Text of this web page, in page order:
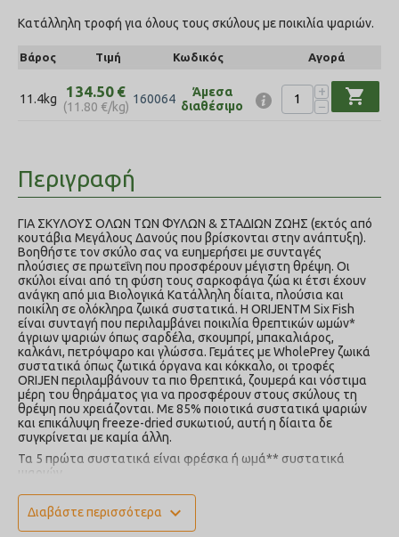
Κατάλληλη τροφή για όλους τους σκύλους με ποικιλία ψαριών.
Βάρος Τιμή Κωδικός Αγορά
11.4kg 134.50 €
(11.80 €/kg)
160064
Άμεσα
διαθέσιμο
+
−
shopping_cart
Περιγραφή
ΓΙΑ ΣΚΥΛΟΥΣ ΟΛΩΝ ΤΩΝ ΦΥΛΩΝ & ΣΤΑΔΙΩΝ ΖΩΗΣ (εκτός από
κουτάβια Μεγάλους Δανούς που βρίσκονται στην ανάπτυξη).
Βοηθήστε τον σκύλο σας να ευημερήσει με συνταγές
πλούσιες σε πρωτεΐνη που προσφέρουν μέγιστη θρέψη. Οι
σκύλοι είναι από τη φύση τους σαρκοφάγα ζώα κι έτσι έχουν
ανάγκη από μια Βιολογικά Κατάλληλη δίαιτα, πλούσια και
ποικίλη σε ολόκληρα ζωικά συστατικά. H ORIJENTM Six Fish
είναι συνταγή που περιλαμβάνει ποικιλία θρεπτικών ωμών*
άγριων ψαριών όπως σαρδέλα, σκουμπρί, μπακαλιάρος,
καλκάνι, πετρόψαρο και γλώσσα. Γεμάτες με WholePrey ζωικά
συστατικά όπως ζωτικά όργανα και κόκκαλο, οι τροφές
ORIJEN περιλαμβάνουν τα πιο θρεπτικά, ζουμερά και νόστιμα
μέρη του θηράματος για να προσφέρουν στους σκύλους τη
θρέψη που χρειάζονται. Με 85% ποιοτικά συστατικά ψαριών
και επικάλυψη freeze-dried συκωτιού, αυτή η δίαιτα δε
συγκρίνεται με καμία άλλη.
Τα 5 πρώτα συστατικά είναι φρέσκα ή ωμά** συστατικά
ψαριών.
αποτελούν μια ασύγκριτη πηγή απαραίτητων πρωτεϊνών,
βιταμινών και μεταλλικών στοιχείων
Διαβάστε περισσότερα expand_more